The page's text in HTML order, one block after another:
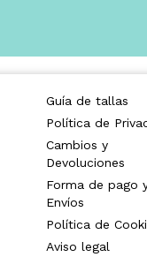
Guía de tallas
Política de
Cambios y
Devoluciones
Forma de pago
Envíos
Política de
Aviso legal